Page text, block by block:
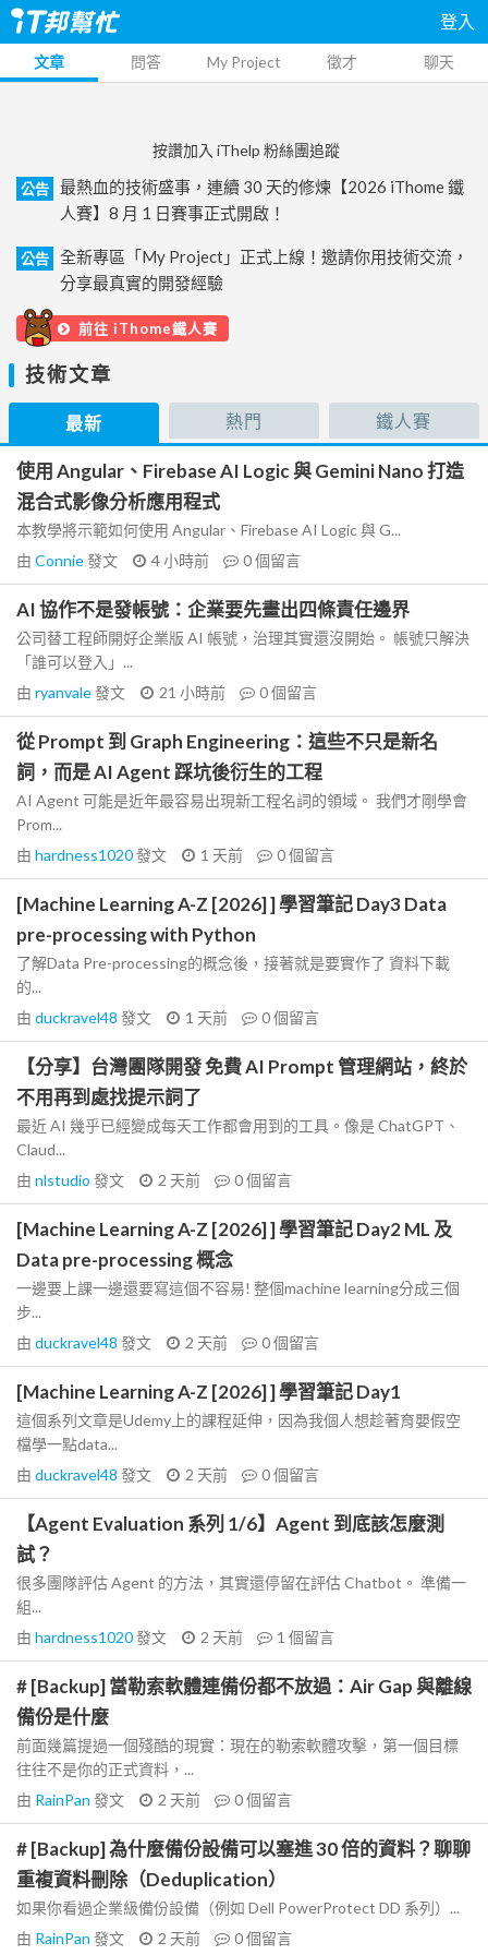
登入
文章 問答 My Project 徵才 聊天
按讚加入 iThelp 粉絲團追蹤
公告
最熱血的技術盛事，連續 30 天的修煉【2026 iThome 鐵
人賽】8 月 1 日賽事正式開啟！
公告
全新專區「My Project」正式上線！邀請你用技術交流，
分享最真實的開發經驗
前往 iThome鐵人賽
技術文章
最新 熱門 鐵人賽
使用 Angular、Firebase AI Logic 與 Gemini Nano 打造
混合式影像分析應用程式
本教學將示範如何使用 Angular、Firebase AI Logic 與 G...
由 Connie發文 4 小時前 0個留言
AI 協作不是發帳號：企業要先畫出四條責任邊界
公司替工程師開好企業版 AI 帳號，治理其實還沒開始。 帳號只解決
「誰可以登入」...
由 ryanvale發文 21 小時前 0個留言
從 Prompt 到 Graph Engineering：這些不只是新名
詞，而是 AI Agent 踩坑後衍生的工程
AI Agent 可能是近年最容易出現新工程名詞的領域。 我們才剛學會
Prom...
由 hardness1020發文 1 天前 0個留言
[Machine Learning A-Z [2026] ] 學習筆記 Day3 Data
pre-processing with Python
了解Data Pre-processing的概念後，接著就是要實作了 資料下載
的...
由 duckravel48 發文 1 天前 0個留言
【分享】台灣團隊開發 免費 AI Prompt 管理網站，終於
不用再到處找提示詞了
最近 AI 幾乎已經變成每天工作都會用到的工具。像是 ChatGPT、
Claud...
由 nlstudio 發文 2 天前 0個留言
[Machine Learning A-Z [2026] ] 學習筆記 Day2 ML 及
Data pre-processing 概念
一邊要上課一邊還要寫這個不容易! 整個machine learning分成三個
步...
由 duckravel48 發文 2 天前 0個留言
[Machine Learning A-Z [2026] ] 學習筆記 Day1
這個系列文章是Udemy上的課程延伸，因為我個人想趁著育嬰假空
檔學一點data...
由 duckravel48 發文 2 天前 0個留言
【Agent Evaluation 系列 1/6】Agent 到底該怎麼測
試？
很多團隊評估 Agent 的方法，其實還停留在評估 Chatbot。 準備一
組...
由 hardness1020發文 2 天前 1 個留言
# [Backup] 當勒索軟體連備份都不放過：Air Gap 與離線
備份是什麼
前面幾篇提過一個殘酷的現實：現在的勒索軟體攻擊，第一個目標
往往不是你的正式資料，...
由 RainPan 發文 2 天前 0個留言
# [Backup] 為什麼備份設備可以塞進 30 倍的資料？聊聊
重複資料刪除（Deduplication）
如果你看過企業級備份設備（例如 Dell PowerProtect DD 系列）...
由 RainPan 發文 2 天前 0個留言